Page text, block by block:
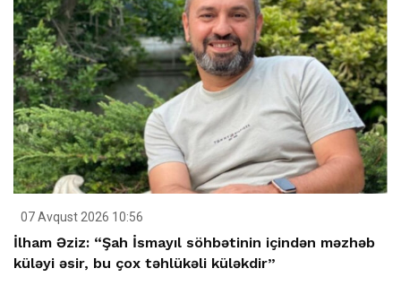
07 Avqust 2026 10:56
İlham Əziz: “Şah İsmayıl söhbətinin içindən məzhəb
küləyi əsir, bu çox təhlükəli küləkdir”